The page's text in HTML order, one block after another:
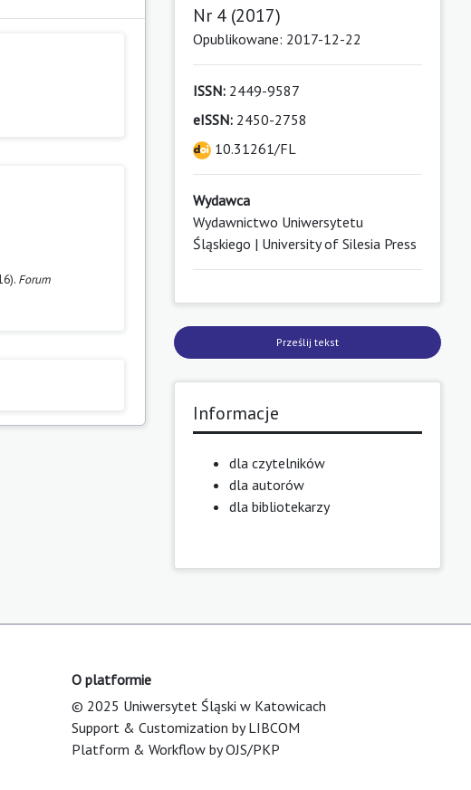
Forum
Nr 4 (2017)
Opublikowane: 2017-12-22
ISSN:2449-9587
eISSN:2450-2758
10.31261/FL
Wydawca
Wydawnictwo Uniwersytetu
Śląskiego | University of Silesia Press
Prześlij tekst
Informacje
dla czytelników
dla autorów
dla bibliotekarzy
O platformie
© 2025 Uniwersytet Śląski w Katowicach
Support & Customization by LIBCOM
Platform & Workflow by OJS/PKP